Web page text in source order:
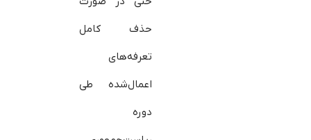
حذف کامل
تعرفه‌های
اعمال‌شده طی
دوره